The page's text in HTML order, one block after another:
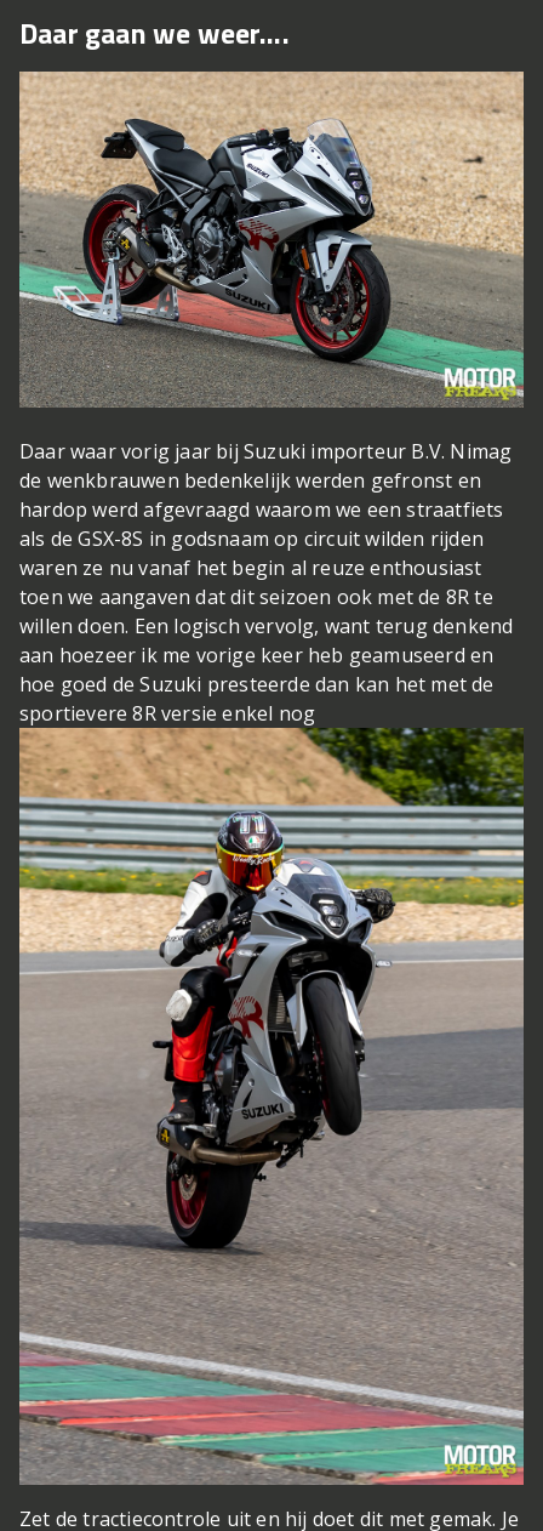
Daar gaan we weer….
Daar waar vorig jaar bij Suzuki importeur B.V. Nimag
de wenkbrauwen bedenkelijk werden gefronst en
hardop werd afgevraagd waarom we een straatfiets
als de GSX-8S in godsnaam op circuit wilden rijden
waren ze nu vanaf het begin al reuze enthousiast
toen we aangaven dat dit seizoen ook met de 8R te
willen doen. Een logisch vervolg, want terug denkend
aan hoezeer ik me vorige keer heb geamuseerd en
hoe goed de Suzuki presteerde dan kan het met de
sportievere 8R versie enkel nog
Zet de tractiecontrole uit en hij doet dit met gemak. Je